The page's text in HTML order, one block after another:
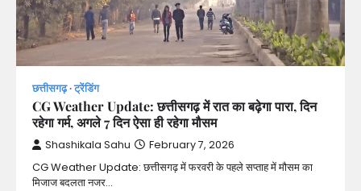
छत्तीसगढ़ ट्रेंडिंग
CG Weather Update: छत्तीसगढ़ में रात का बढ़ेगा पारा, दिन
रहेगा गर्म, अगले 7 दिन ऐसा ही रहेगा मौसम
Shashikala Sahu February 7, 2026
CG Weather Update: छत्तीसगढ़ में फरवरी के पहले सप्ताह में मौसम का
मिजाज बदलता नजर…